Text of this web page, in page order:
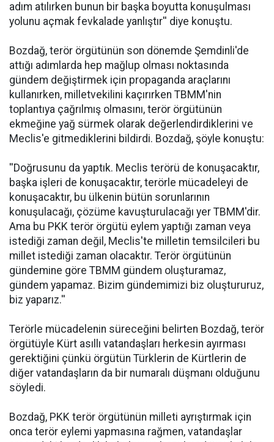
adım atılırken bunun bir başka boyutta konuşulması
yolunu açmak fevkalade yanlıştır'' diye konuştu.
Bozdağ, terör örgütünün son dönemde Şemdinli'de
attığı adımlarda hep mağlup olması noktasında
gündem değiştirmek için propaganda araçlarını
kullanırken, milletvekilini kaçırırken TBMM'nin
toplantıya çağrılmış olmasını, terör örgütünün
ekmeğine yağ sürmek olarak değerlendirdiklerini ve
Meclis'e gitmediklerini bildirdi. Bozdağ, şöyle konuştu:
''Doğrusunu da yaptık. Meclis terörü de konuşacaktır,
başka işleri de konuşacaktır, terörle mücadeleyi de
konuşacaktır, bu ülkenin bütün sorunlarının
konuşulacağı, çözüme kavuşturulacağı yer TBMM'dir.
Ama bu PKK terör örgütü eylem yaptığı zaman veya
istediği zaman değil, Meclis'te milletin temsilcileri bu
millet istediği zaman olacaktır. Terör örgütünün
gündemine göre TBMM gündem oluşturamaz,
gündem yapamaz. Bizim gündemimizi biz oluştururuz,
biz yaparız.''
Terörle mücadelenin süreceğini belirten Bozdağ, terör
örgütüyle Kürt asıllı vatandaşları herkesin ayırması
gerektiğini çünkü örgütün Türklerin de Kürtlerin de
diğer vatandaşların da bir numaralı düşmanı olduğunu
söyledi.
Bozdağ, PKK terör örgütünün milleti ayrıştırmak için
onca terör eylemi yapmasına rağmen, vatandaşlar